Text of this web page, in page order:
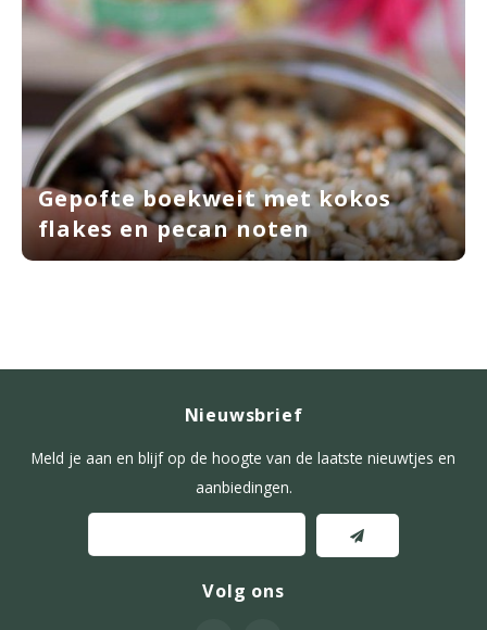
Gepofte boekweit met kokos
flakes en pecan noten
Nieuwsbrief
Meld je aan en blijf op de hoogte van de laatste nieuwtjes en
aanbiedingen.
Volg ons